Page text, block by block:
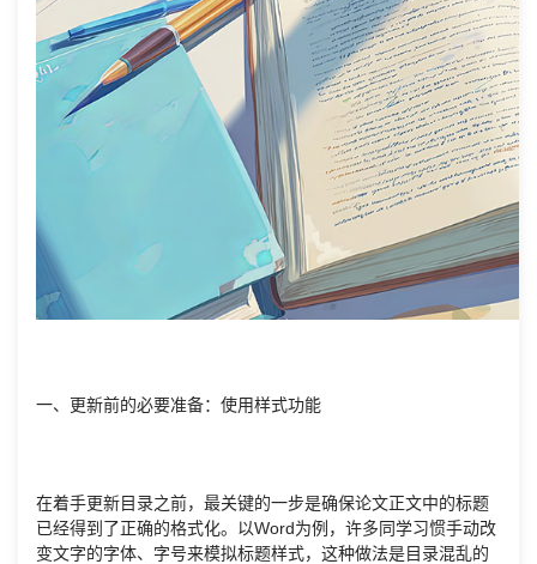
一、更新前的必要准备：使用样式功能
在着手更新目录之前，最关键的一步是确保论文正文中的标题
已经得到了正确的格式化。以Word为例，许多同学习惯手动改
变文字的字体、字号来模拟标题样式，这种做法是目录混乱的